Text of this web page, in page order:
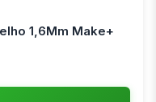
1,6Mm Make+